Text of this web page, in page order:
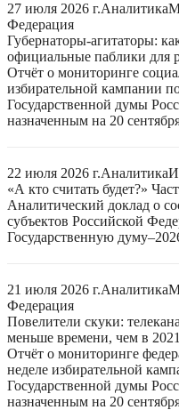
27 июля 2026 г.Аналитика
Федерация
Губернаторы-агитаторы:
официальные паблики для
Отчёт о мониторинге
избирательной кампании
Государственной думы
назначенным на 20
22 июля 2026 г.Аналитика
«А кто считать будет?»
Аналитический доклад о
субъектов Российской
Государственную
21 июля 2026 г.Аналитика
Федерация
Повелители скуки:
меньше времени, чем в
Отчёт о мониторинге
неделе избирательной
Государственной думы
назначенным на 20